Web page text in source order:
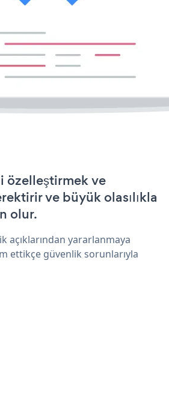
özelleştirmek ve
ve büyük olasılıkla
olur.
açıklarından yararlanmaya
ettikçe güvenlik sorunlarıyla